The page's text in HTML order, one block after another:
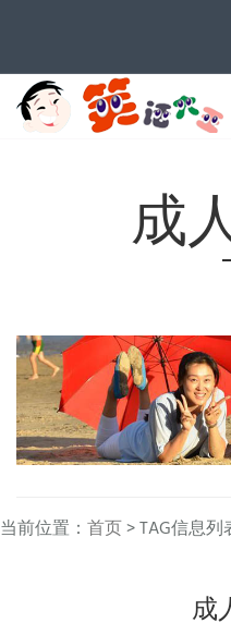
成
当前位置： 首页> TAG信息
成